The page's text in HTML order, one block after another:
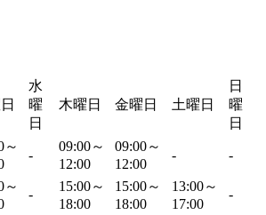
水
曜
日
木曜日 金曜日 土曜日
日
曜
日
～
-
09:00～
12:00
09:00～
12:00
- -
～
-
15:00～
18:00
15:00～
18:00
13:00～
17:00
-